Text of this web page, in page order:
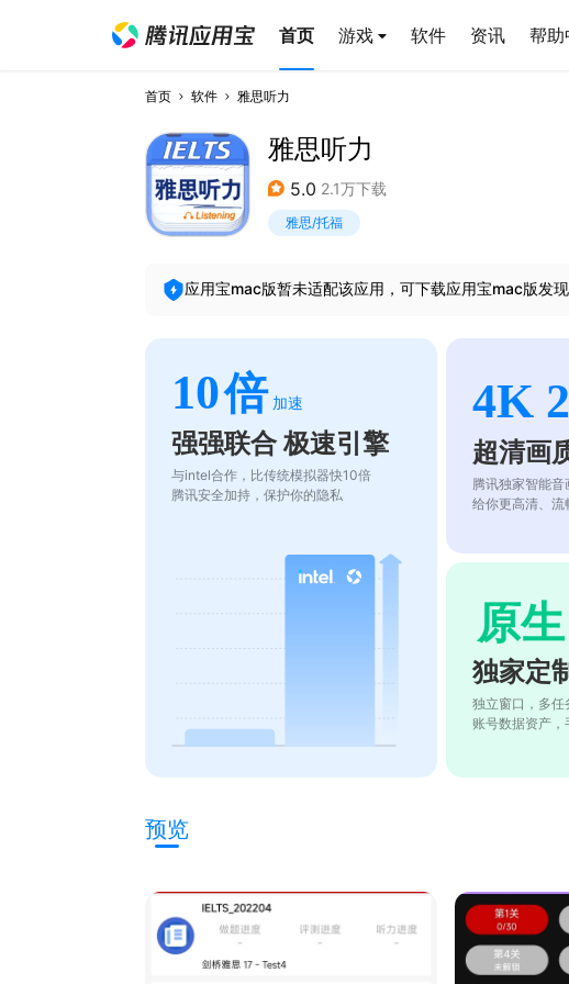
首页 游戏 软件 资讯 帮助
首页 软件 雅思听力
雅思听力
5.0 2.1万下载
雅思/托福
应用宝mac版暂未适配该应用，可下载应用宝mac版发
10倍 加速
强强联合 极速引擎
与intel合作，比传统模拟器快10倍
腾讯安全加持，保护你的隐私
4K
超清画
腾讯独家智能音
给你更高清、流
原生
独家定
独立窗口，多任
账号数据资产
预览